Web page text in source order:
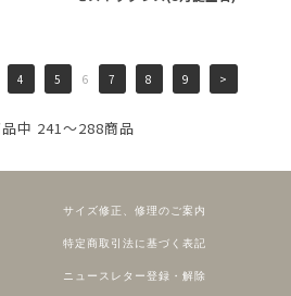
4 5 6 7 8 9 >
中 241～288商品
サイズ修正、修理のご案内
特定商取引法に基づく表記
ニュースレター登録・解除